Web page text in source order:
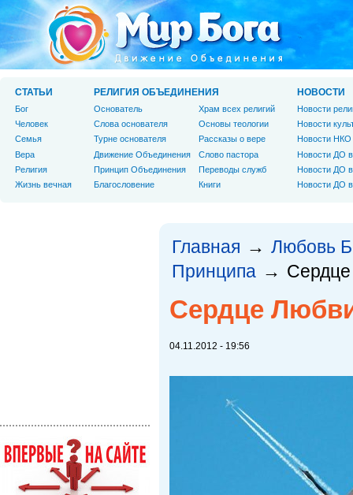
Главная → Любовь
Принципа →
Сердце
04.11.2012 - 19:56
СТАТЬИ
Бог
Человек
Cемья
Вера
Религия
Жизнь вечная
РЕЛИГИЯ ОБЪЕДИНЕНИЯ
Основатель
Слова основателя
Турне основателя
Движение Объединения
Принцип Объединения
Благословение
Храм всех религий
Основы теологии
Рассказы о вере
Слово пастора
Переводы служб
Книги
НОВОСТИ
Новости
Новости
Новости НКО
Новости ДО
Новости ДО
Новости ДО